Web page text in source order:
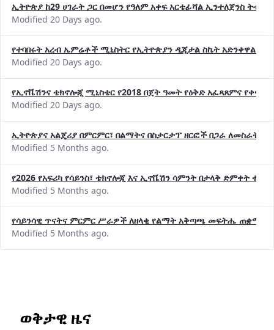
ኢትዮጵያ ከ29 ሀገራት ጋር በመሆን የዓለም አቀፍ አርቴፊሻል ኢንተለጀንስ
Modified 20 Days ago.
የተባበሩት አረብ ኤምሬቶች ሚኒስትር የኢትዮጵያን ዲጂታል ስኬት አድንቀዋል
Modified 20 Days ago.
የኢኖቬሽንና ቴክኖሎጂ ሚኒስቴር የ2018 በጀት ዓመት የዕቅድ አፈጻጸምና
Modified 20 Days ago.
ኢትዮጵያና አልጄሪያ በምርምር፣ በልማትና በስታርታፕ ዘርፎች በጋራ ለመስራት
Modified 5 Months ago.
የ2026 የአፍሪካ የሳይንስ፣ ቴክኖሎጂ እና ኢኖቬሽን ሳምንት በታላቅ ድምቀት
Modified 5 Months ago.
የሳይንሳዊ ጥናትና ምርምር ሥራዎች ለዘላቂ የልማት አቅጣጫ መፍትሔ ጠቋሚ
Modified 5 Months ago.
ወቅታዊ ዜና